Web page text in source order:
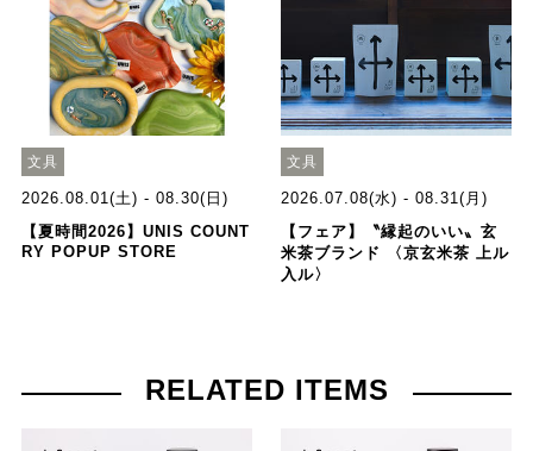
文具
2026.08.01(土) - 08.30(日)
【夏時間2026】UNIS COUNT
RY POPUP STORE
文具
2026.07.08(水) - 08.31(月)
【フェア】〝縁起のいい〟玄
米茶ブランド 〈京玄米茶 上ル
入ル〉
RELATED ITEMS